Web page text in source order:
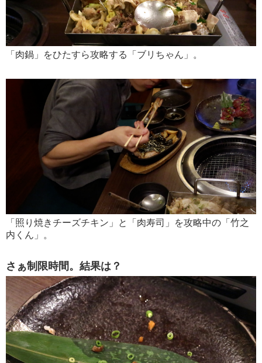
「肉鍋」をひたすら攻略する「ブリちゃん」。
「照り焼きチーズチキン」と「肉寿司」を攻略中の「竹之
内くん」。
さぁ制限時間。結果は？